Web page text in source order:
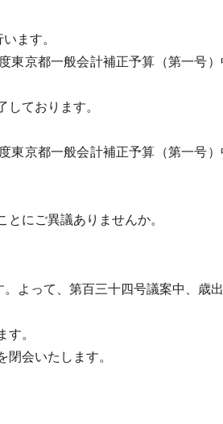
ます。
京都一般会計補正予算（第一号
ております。
京都一般会計補正予算（第一号
にご異議ありませんか。
よって、第百三十四号議案中、歳
。
会いたします。